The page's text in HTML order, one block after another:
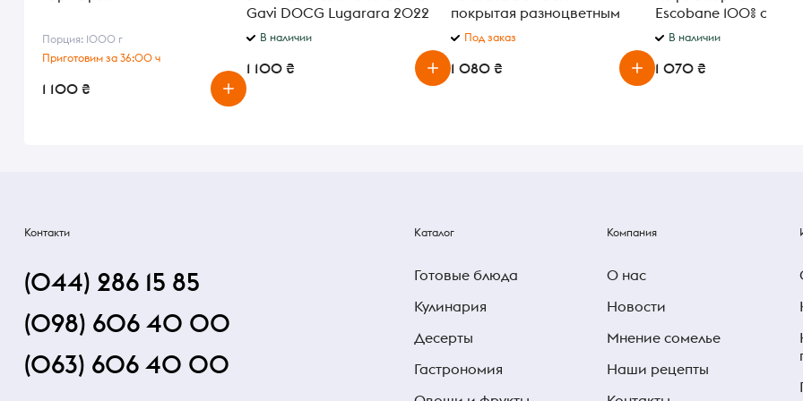
Порция: 1000 г
Приготовим за 36:00 ч
1 100 ₴
Gavi DOCG Lugarara 2022
белое сухое 12,5% 0,75 л
В наличии
1 100 ₴
покрытая разноцветным
перцем весовая
Под заказ
1 080 ₴
Escobane 100%
В наличии
1 070 ₴
Контакти
(044) 286 15 85
(098) 606 40 00
(063) 606 40 00
Каталог
Готовые блюда
Кулинария
Десерты
Гастрономия
Компания
О нас
Новости
Мнение сомелье
Наши рецепты